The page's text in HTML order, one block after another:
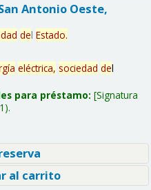
Antonio Oeste,
del Estado.
eléctrica, sociedad del
para préstamo: Signatura
al carrito